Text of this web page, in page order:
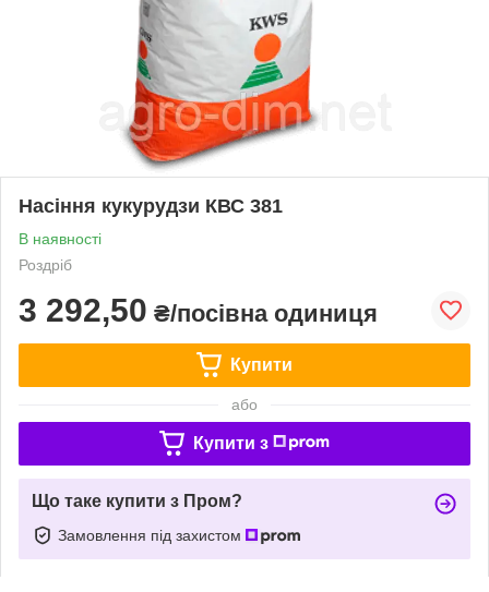
Насіння кукурудзи КВС 381
В наявності
Роздріб
3 292,50 ₴/посівна одиниця
Купити
або
Купити з
Що таке купити з Пром?
Замовлення під захистом